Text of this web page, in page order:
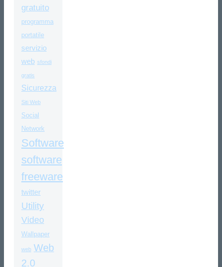
gratuito
programma
portatile
servizio
web sfondi
gratis
Sicurezza
Siti Web
Social
Network
Software
software
freeware
twitter
Utility
Video
Wallpaper
web Web
2.0